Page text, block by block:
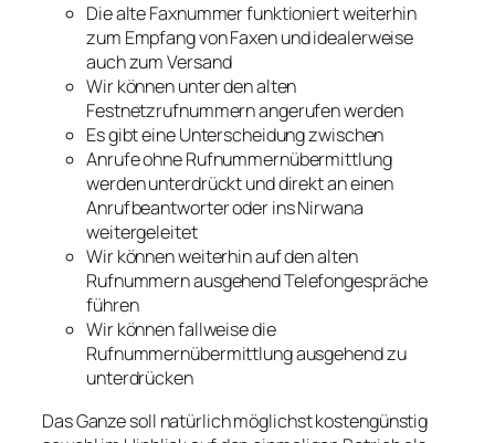
Die alte Faxnummer funktioniert weiterhin
zum Empfang von Faxen und idealerweise
auch zum Versand
Wir können unter den alten
Festnetzrufnummern angerufen werden
Es gibt eine Unterscheidung zwischen
Anrufe ohne Rufnummernübermittlung
werden unterdrückt und direkt an einen
Anrufbeantworter oder ins Nirwana
weitergeleitet
Wir können weiterhin auf den alten
Rufnummern ausgehend Telefongespräche
führen
Wir können fallweise die
Rufnummernübermittlung ausgehend zu
unterdrücken
Das Ganze soll natürlich möglichst kostengünstig